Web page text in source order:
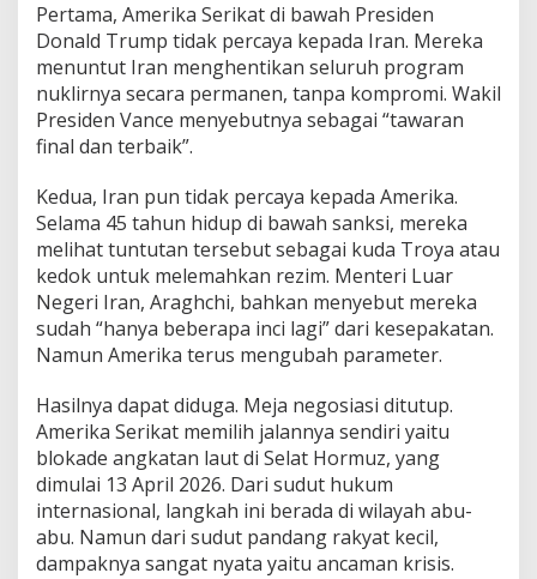
Pertama, Amerika Serikat di bawah Presiden
Donald Trump tidak percaya kepada Iran. Mereka
menuntut Iran menghentikan seluruh program
nuklirnya secara permanen, tanpa kompromi. Wakil
Presiden Vance menyebutnya sebagai “tawaran
final dan terbaik”.
Kedua, Iran pun tidak percaya kepada Amerika.
Selama 45 tahun hidup di bawah sanksi, mereka
melihat tuntutan tersebut sebagai kuda Troya atau
kedok untuk melemahkan rezim. Menteri Luar
Negeri Iran, Araghchi, bahkan menyebut mereka
sudah “hanya beberapa inci lagi” dari kesepakatan.
Namun Amerika terus mengubah parameter.
Hasilnya dapat diduga. Meja negosiasi ditutup.
Amerika Serikat memilih jalannya sendiri yaitu
blokade angkatan laut di Selat Hormuz, yang
dimulai 13 April 2026. Dari sudut hukum
internasional, langkah ini berada di wilayah abu-
abu. Namun dari sudut pandang rakyat kecil,
dampaknya sangat nyata yaitu ancaman krisis.